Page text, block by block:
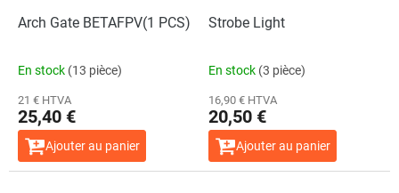
Arch Gate BETAFPV(1 PCS)
En stock (13 pièce)
21 € HTVA
25,40 €
Ajouter au panier
Strobe Light
En stock (3 pièce)
16,90 € HTVA
20,50 €
Ajouter au panier